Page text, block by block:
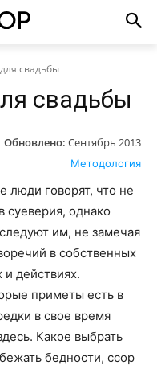
свадьбы
свадьбы
Обновлено: Сентябрь 2013
Методология
люди говорят, что не
суеверия, однако
им, не замечая
в собственных
и действиях.
приметы есть в
в свое время
Какое выбрать
бедности, ссор